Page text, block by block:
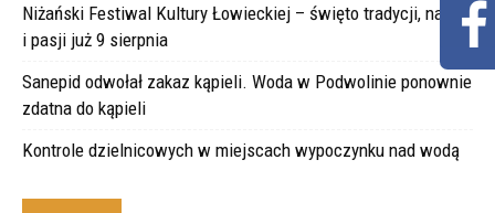
Niżański Festiwal Kultury Łowieckiej – święto tradycji, natury
i pasji już 9 sierpnia
Sanepid odwołał zakaz kąpieli. Woda w Podwolinie ponownie
zdatna do kąpieli
Kontrole dzielnicowych w miejscach wypoczynku nad wodą